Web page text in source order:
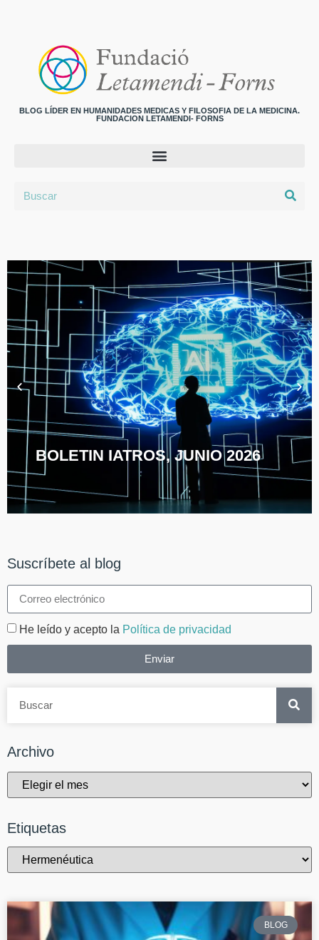
BLOG LÍDER EN HUMANIDADES MEDICAS Y FILOSOFIA DE LA MEDICINA.
FUNDACION LETAMENDI- FORNS
BOLETIN IATROS, JUNIO 2026
Suscríbete al blog
He leído y acepto la Política de privacidad
Enviar
Archivo
Etiquetas
BLOG